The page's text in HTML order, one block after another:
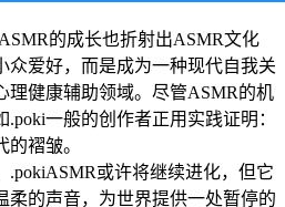
的成长也折射出ASMR文化
众爱好，而是成为一种现代自我关
理健康辅助领域。尽管ASMR的机
一般的创作者正用实践证明：
褶皱。
.pokiASMR或许将继续进化，但它
的声音，为世界提供一处暂停的